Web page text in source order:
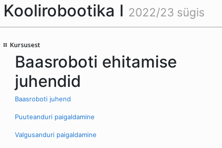
Koolirobootika I 2022/23 sügis
Kursusest
Baasroboti ehitamise
juhendid
Baasroboti juhend
Puuteanduri paigaldamine
Valgusanduri paigaldamine